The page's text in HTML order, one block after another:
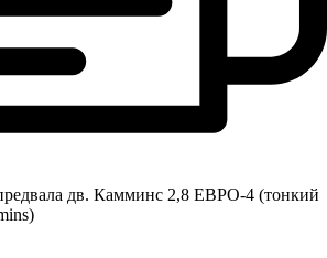
дв. Камминс 2,8 ЕВРО-4 (тонкий